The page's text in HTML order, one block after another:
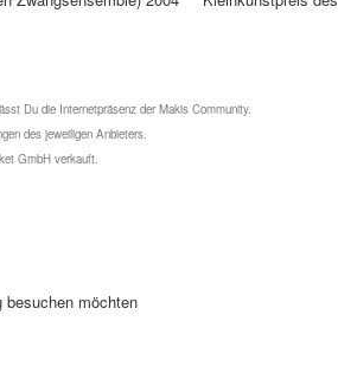
Du die Internetpräsenz der Makis Community.
des jeweiligen Anbieters.
GmbH verkauft.
besuchen möchten